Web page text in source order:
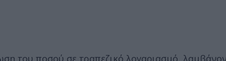
του ποσού σε τραπεζικό λογαριασμό,